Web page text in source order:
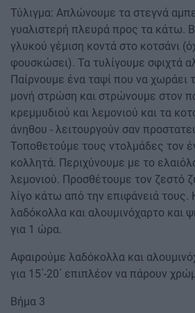
Τύλιγμα: Απλώνουμε τα στεγνά
γυαλιστερή πλευρά προς τα κάτω.
γλυκού γέμιση κοντά στο κοτσάνι
φουσκώσει). Τα τυλίγουμε σφιχτά
Παίρνουμε ένα ταψί που να χωράει
μονή στρώση και στρώνουμε στον
κρεμμυδιού και λεμονιού και τα
άνηθου - λειτουργούν σαν
Τοποθετούμε τους ντολμάδες τον
κολλητά. Περιχύνουμε με το
λεμονιού. Προσθέτουμε τον ζεστό
λίγο κάτω από την επιφάνειά τους.
λαδόκολλα και αλουμινόχαρτο και
για 1 ώρα.
Αφαιρούμε λαδόκολλα και
για 15΄-20΄ επιπλέον να πάρουν
Βήμα 3